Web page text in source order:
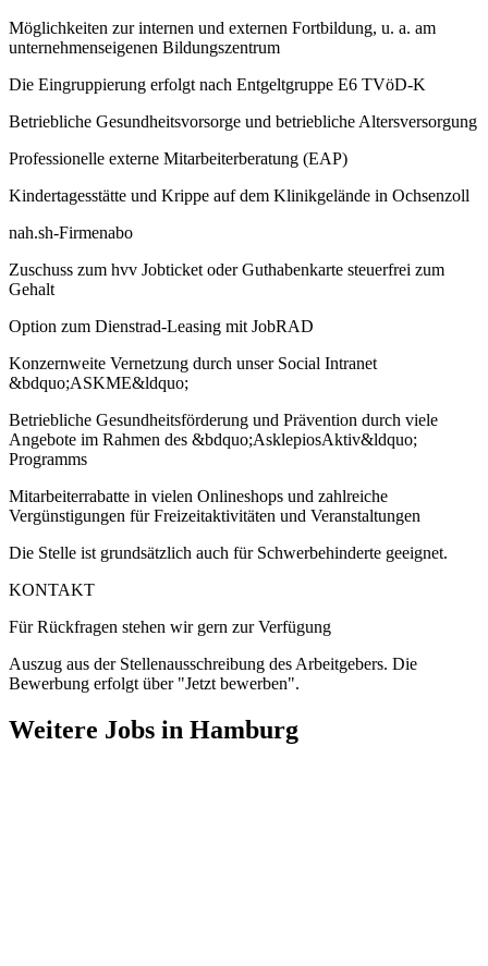
Möglichkeiten zur internen und externen Fortbildung, u. a. am
unternehmenseigenen Bildungszentrum
Die Eingruppierung erfolgt nach Entgeltgruppe E6 TVöD-K
Betriebliche Gesundheitsvorsorge und betriebliche Altersversorgung
Professionelle externe Mitarbeiterberatung (EAP)
Kindertagesstätte und Krippe auf dem Klinikgelände in Ochsenzoll
nah.sh-Firmenabo
Zuschuss zum hvv Jobticket oder Guthabenkarte steuerfrei zum
Gehalt
Option zum Dienstrad-Leasing mit JobRAD
Konzernweite Vernetzung durch unser Social Intranet
&bdquo;ASKME&ldquo;
Betriebliche Gesundheitsförderung und Prävention durch viele
Angebote im Rahmen des &bdquo;AsklepiosAktiv&ldquo;
Programms
Mitarbeiterrabatte in vielen Onlineshops und zahlreiche
Vergünstigungen für Freizeitaktivitäten und Veranstaltungen
Die Stelle ist grundsätzlich auch für Schwerbehinderte geeignet.
KONTAKT
Für Rückfragen stehen wir gern zur Verfügung
Auszug aus der Stellenausschreibung des Arbeitgebers. Die
Bewerbung erfolgt über "Jetzt bewerben".
Weitere Jobs in Hamburg